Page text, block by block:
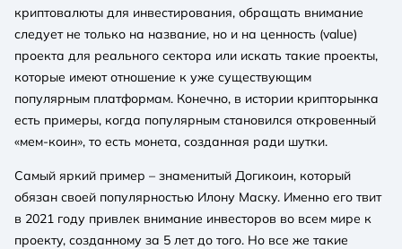
криптовалюты для инвестирования, обращать внимание
следует не только на название, но и на ценность (value)
проекта для реального сектора или искать такие проекты,
которые имеют отношение к уже существующим
популярным платформам. Конечно, в истории крипторынка
есть примеры, когда популярным становился откровенный
«мем-коин», то есть монета, созданная ради шутки.
Самый яркий пример – знаменитый Догикоин, который
обязан своей популярностью Илону Маску. Именно его твит
в 2021 году привлек внимание инвесторов во всем мире к
проекту, созданному за 5 лет до того. Но все же такие